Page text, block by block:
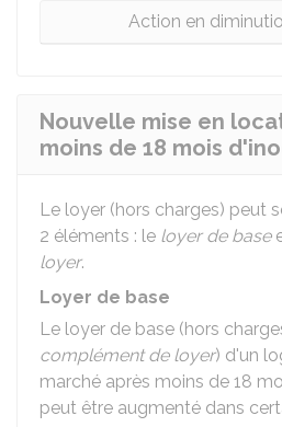
Action en
Nouvelle mise en
moins de 18 mois
Le loyer (hors charges) peut
2 éléments : le loyer de base
loyer.
Loyer de base
Le loyer de base (hors
complément de loyer) d'un
marché après moins de 18
peut être augmenté dans